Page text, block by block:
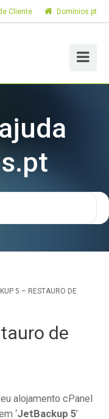
Domínios.pt
Cliente
5 – RESTAURO DE
de
alojamento cPanel
‘JetBackup 5’